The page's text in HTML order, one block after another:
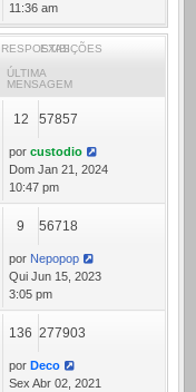
11:36 am
RESPOSTASEXIBIÇÕES
ÚLTIMA
MENSAGEM
12 57857
por custodio
Dom Jan 21, 2024
10:47 pm
9 56718
por Nepopop
Qui Jun 15, 2023
3:05 pm
136 277903
por Deco
Sex Abr 02, 2021